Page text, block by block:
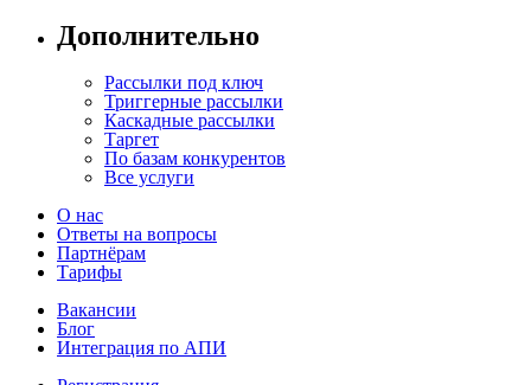
Дополнительно
Рассылки под ключ
Триггерные рассылки
Каскадные рассылки
Таргет
По базам конкурентов
Все услуги
О нас
Ответы на вопросы
Партнёрам
Тарифы
Вакансии
Блог
Интеграция по АПИ